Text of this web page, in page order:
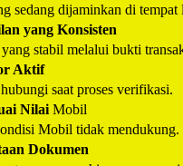
sedang dijaminkan di tempat
yang Konsisten
stabil melalui bukti
Aktif
saat proses verifikasi.
Nilai Mobil
Mobil tidak mendukung.
Dokumen